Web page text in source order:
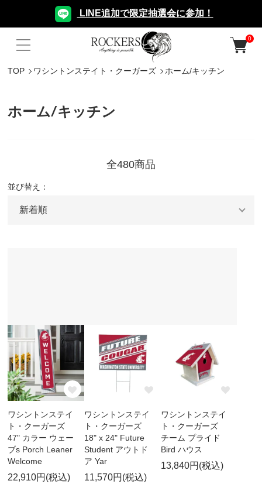
LINE追加で限定抽選会に参加！
0
TOP ワシントンステイト・クーガーズ ホーム/キッチン
ホーム/キッチン
全480商品
並び替え：
ワシントンステイ
ト・クーガーズ
47" カラー ウェー
ブs Porch Leaner
Welcome
22,910円(税込)
ワシントンステイ
ト・クーガーズ
18" x 24" Future
Student アウトド
ア Yar
11,570円(税込)
ワシントンステイ
ト・クーガーズ
チーム プライド
Bird ハウス
13,840円(税込)